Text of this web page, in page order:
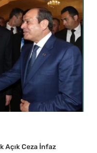
Açık Ceza İnfaz